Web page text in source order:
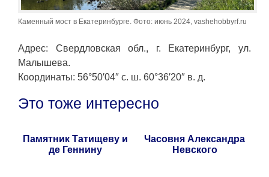
Каменный мост в Екатеринбурге. Фото: июнь 2024, vashehobbyrf.ru
Адрес: Свердловская обл., г. Екатеринбург, ул.
Малышева.
Координаты: 56°50′04″ с. ш. 60°36′20″ в. д.
Это тоже интересно
Памятник Татищеву и
де Геннину
Часовня Александра
Невского